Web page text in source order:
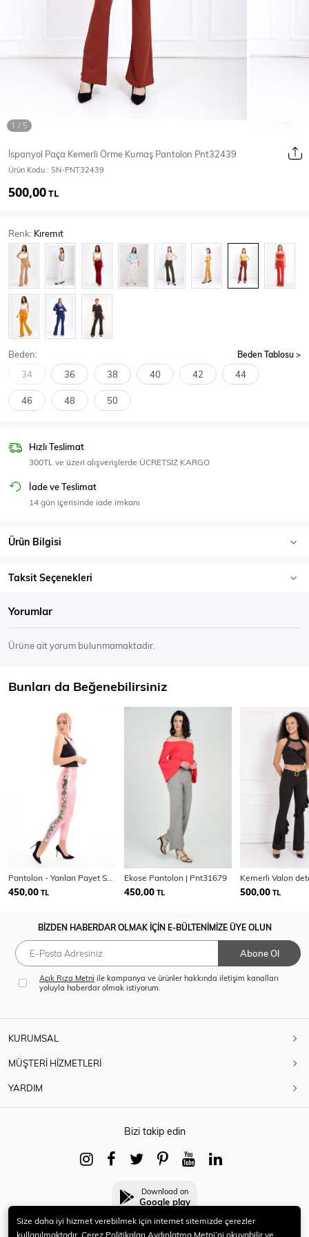
Ceket Mont & Kaban Yağmurluk
T-Shirt
Body Atlet Crop & Büstiyer
SPOR GİYİM
Eşofman Üstü Sweatshirt
İspanyol Paça Kemerli Örme Kumaş Pantolon Pnt32439
Ürün Kodu : SN-PNT32439
500,00TL
Renk: Kıremıt
Beden: Beden Tablosu
34 36 38 40 42 44
46 48 50
Hızlı Teslimat
300TL ve üzeri alışverişlerde ÜCRETSİZ KARGO
İade ve Teslimat
14 gün içerisinde iade imkanı
Ürün Bilgisi
Taksit Seçenekleri
Yorumlar
Ürüne ait yorum bulunmamaktadır.
Bunları da Beğenebilirsiniz
Pantolon - Yanları Payet Seritli Varak Pantolon
450,00 TL
Ekose Pantolon | Pnt31679
450,00 TL 500,00 TL
BİZDEN HABERDAR OLMAK İÇİN E-BÜLTENİMİZE ÜYE OLUN
Abone Ol
Açık Rıza Metni ile kampanya ve ürünler hakkında iletişim kanalları
yoluyla haberdar olmak istiyorum.
KURUMSAL
MÜŞTERİ HİZMETLERİ
YARDIM
Bizi takip edin
Download on
Google play
Size daha iyi hizmet verebilmek için internet sitemizde çerezler
kullanılmaktadır. Çerez Politikaları Aydınlatma Metni’ni okuyabilir ve